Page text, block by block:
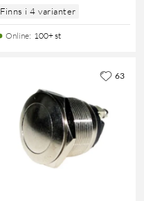
Finns i 4 varianter
Online: 100+ st
63